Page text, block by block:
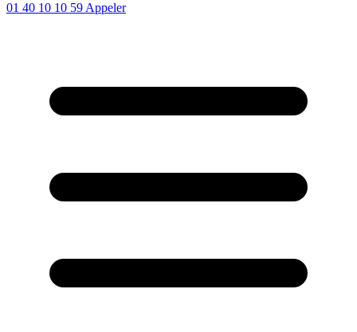
01 40 10 10 59 Appeler